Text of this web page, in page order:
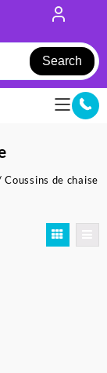
Search
Coussins de chaise